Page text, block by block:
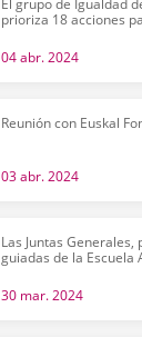
El grupo de Igualdad
prioriza 18 acciones
04 abr. 2024
Reunión con Euskal
03 abr. 2024
Las Juntas
guiadas de la Escuela
30 mar. 2024